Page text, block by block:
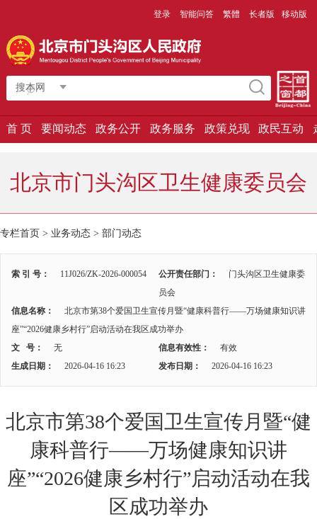
登录 智能问答 繁體 长者版 移动版
搜本网
首 页 要闻动态 政务公开 政务服务 政策兑现 政民互动
北京市门头沟区卫生健康委员会
专栏首页 > 业务动态 > 部门动态
索 引 号： 11J026/ZK-2026-000054 公开责任部门：
门头沟区卫生健康委
员会
信息名称：
北京市第38个爱国卫生宣传月暨“健康科普行——万场健康知识讲
座”“2026健康乡村行”启动活动在我区成功举办
文 号：
无 信息有效性：
有效
生成日期：
2026-04-16 16:23 发布日期： 2026-04-16 16:23
北京市第38个爱国卫生宣传月暨“健
康科普行——万场健康知识讲
座”“2026健康乡村行”启动活动在我
区成功举办